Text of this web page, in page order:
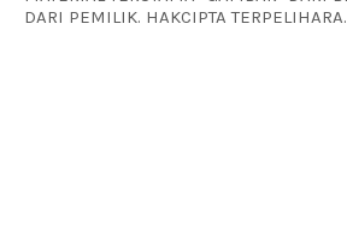
DARI PEMILIK. HAKCIPTA TERPELIHARA.